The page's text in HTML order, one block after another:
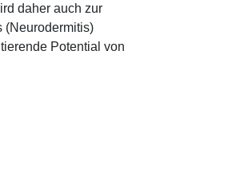
daher auch zur
(Neurodermitis)
Potential von